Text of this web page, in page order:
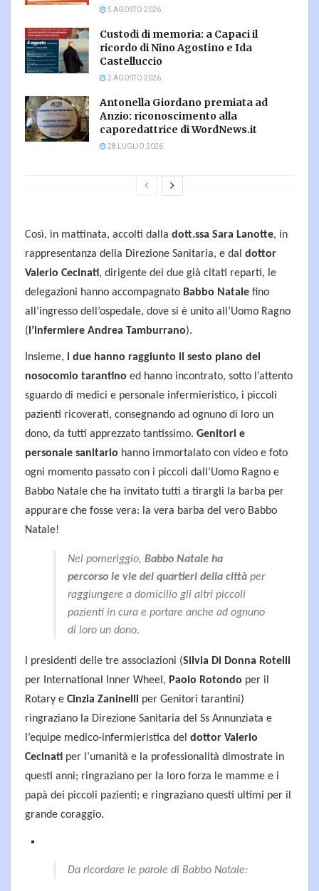
5 AGOSTO 2026
Custodi di memoria: a Capaci il
ricordo di Nino Agostino e Ida
Castelluccio
2 AGOSTO 2026
Antonella Giordano premiata ad
Anzio: riconoscimento alla
caporedattrice di WordNews.it
28 LUGLIO 2026
Così, in mattinata, accolti dalla dott.ssa Sara Lanotte, in
rappresentanza della Direzione Sanitaria, e dal dottor
Valerio Cecinati, dirigente dei due già citati reparti, le
delegazioni hanno accompagnato Babbo Natale fino
all’ingresso dell’ospedale, dove si è unito all’Uomo Ragno
( l’infermiere Andrea Tamburrano).
Insieme, i due hanno raggiunto il sesto piano del
nosocomio tarantino ed hanno incontrato, sotto l’attento
sguardo di medici e personale infermieristico, i piccoli
pazienti ricoverati, consegnando ad ognuno di loro un
dono, da tutti apprezzato tantissimo. Genitori e
personale sanitario hanno immortalato con video e foto
ogni momento passato con i piccoli dall’Uomo Ragno e
Babbo Natale che ha invitato tutti a tirargli la barba per
appurare che fosse vera: la vera barba del vero Babbo
Natale!
Nel pomeriggio, Babbo Natale ha
percorso le vie dei quartieri della città per
raggiungere a domicilio gli altri piccoli
pazienti in cura e portare anche ad ognuno
di loro un dono.
I presidenti delle tre associazioni (Silvia Di Donna Rotelli
per International Inner Wheel, Paolo Rotondo per il
Rotary e Cinzia Zaninelli per Genitori tarantini)
ringraziano la Direzione Sanitaria del Ss Annunziata e
l’equipe medico-infermieristica del dottor Valerio
Cecinati per l’umanità e la professionalità dimostrate in
questi anni; ringraziano per la loro forza le mamme e i
papà dei piccoli pazienti; e ringraziano questi ultimi per il
grande coraggio.
Da ricordare le parole di Babbo Natale: